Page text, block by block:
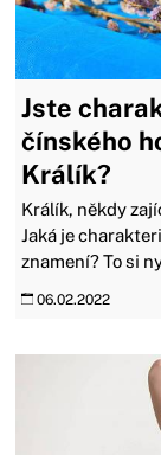
Jste
čínského
Králík?
Králík, někdy
Jaká je
znamení? To si
06.02.2022